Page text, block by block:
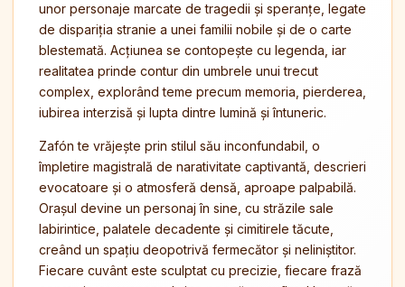
unor personaje marcate de tragedii și speranțe, legate
de dispariția stranie a unei familii nobile și de o carte
blestemată. Acțiunea se contopește cu legenda, iar
realitatea prinde contur din umbrele unui trecut
complex, explorând teme precum memoria, pierderea,
iubirea interzisă și lupta dintre lumină și întuneric.
Zafón te vrăjește prin stilul său inconfundabil, o
împletire magistrală de narativitate captivantă, descrieri
evocatoare și o atmosferă densă, aproape palpabilă.
Orașul devine un personaj în sine, cu străzile sale
labirintice, palatele decadente și cimitirele tăcute,
creând un spațiu deopotrivă fermecător și neliniștitor.
Fiecare cuvânt este sculptat cu precizie, fiecare frază